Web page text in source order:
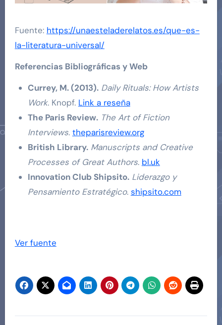
Fuente: https://unaesteladerelatos.es/que-es-
la-literatura-universal/
Referencias Bibliográficas y Web
Currey, M. (2013). Daily Rituals: How Artists
Work. Knopf. Link a reseña
The Paris Review. The Art of Fiction
Interviews. theparisreview.org
British Library. Manuscripts and Creative
Processes of Great Authors. bl.uk
Innovation Club Shipsito. Liderazgo y
Pensamiento Estratégico. shipsito.com
de
Ver fuente